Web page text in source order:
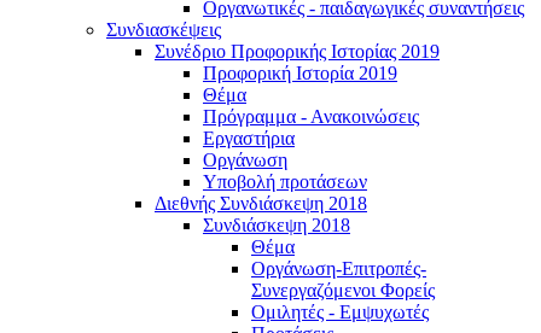
Οργανωτικές - παιδαγωγικές συναντήσεις
Συνδιασκέψεις
Συνέδριο Προφορικής Ιστορίας 2019
Προφορική Ιστορία 2019
Θέμα
Πρόγραμμα - Ανακοινώσεις
Εργαστήρια
Οργάνωση
Υποβολή προτάσεων
Διεθνής Συνδιάσκεψη 2018
Συνδιάσκεψη 2018
Θέμα
Οργάνωση-Επιτροπές-
Συνεργαζόμενοι Φορείς
Ομιλητές - Εμψυχωτές